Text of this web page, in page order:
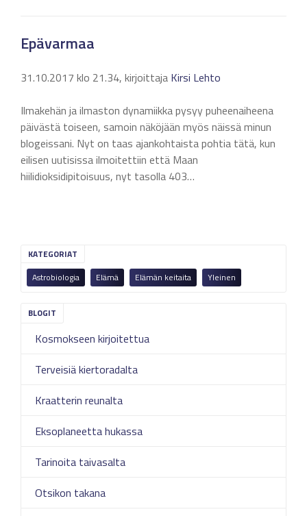
KATEGORIAT
Astrobiologia
Elämä Elämän keitaita Yleinen
Kosmokseen kirjoitettua
Terveisiä kiertoradalta
Kraatterin reunalta
Eksoplaneetta hukassa
Tarinoita taivasalta
Otsikon takana
Epävarmaa
31.10.2017 klo 21.34, kirjoittaja Kirsi Lehto
Ilmakehän ja ilmaston dynamiikka pysyy puheenaiheena
päivästä toiseen, samoin näköjään myös näissä minun
blogeissani. Nyt on taas ajankohtaista pohtia tätä, kun
eilisen uutisissa ilmoitettiin että Maan
hiilidioksidipitoisuus, nyt tasolla 403…